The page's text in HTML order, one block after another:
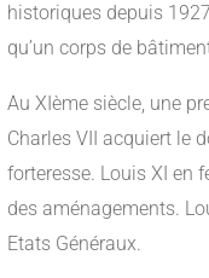
historiques depuis
qu’un corps de
Au XIème siècle, une
Charles VII acquiert le
forteresse. Louis XI en
des aménagements.
Etats Généraux.